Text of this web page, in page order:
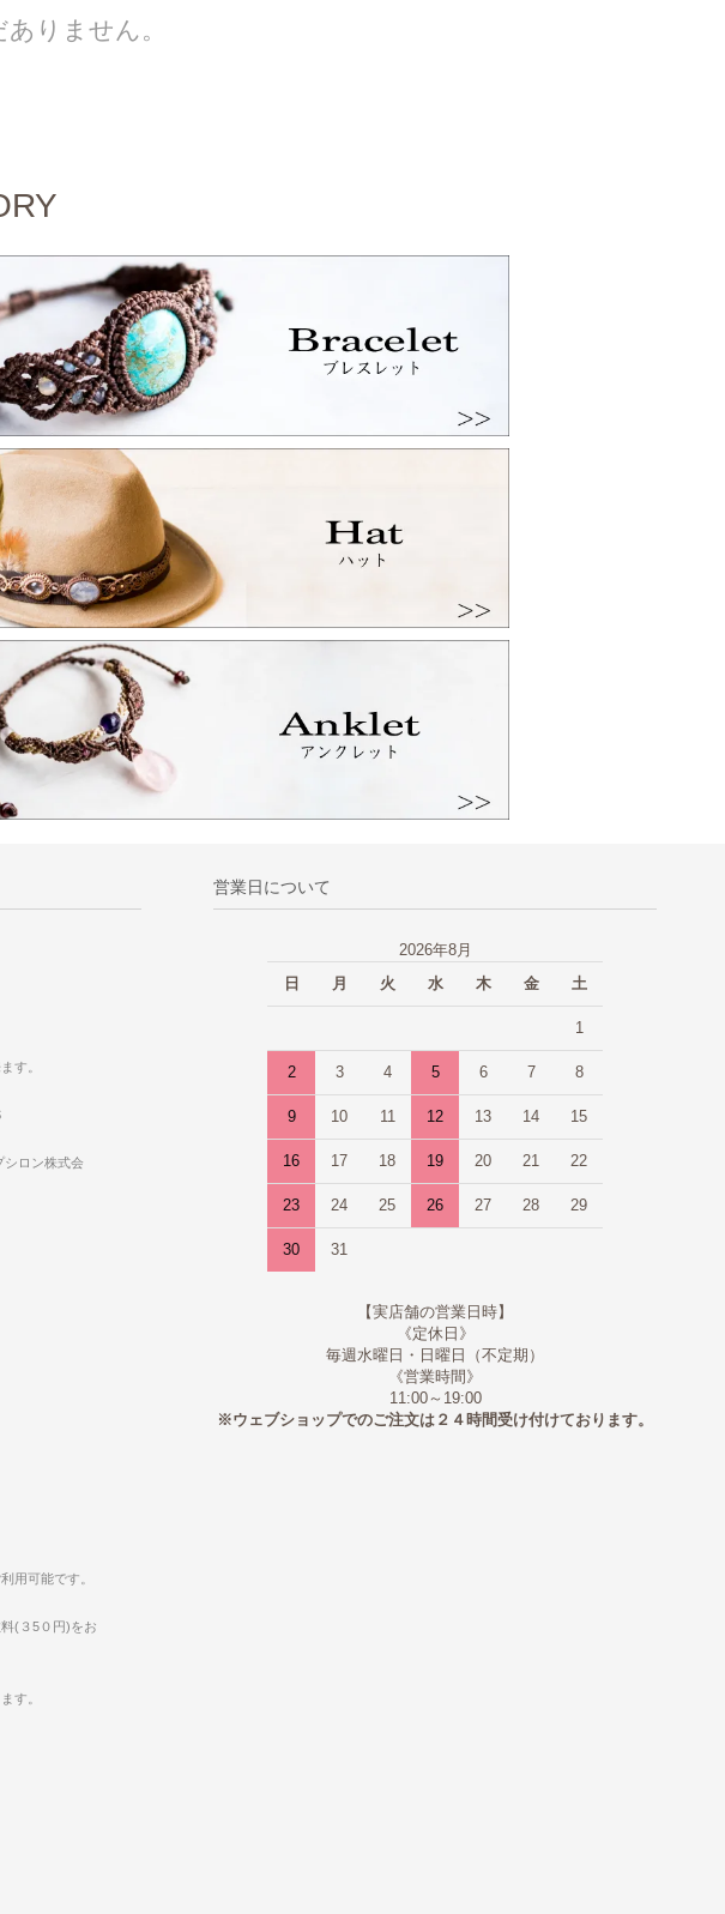
りません。
す。
ロン株式会
用可能です。
(３5０円)をお
す。
営業日について
2026年8月
日
月 火 水 木 金 土
1
2 3 4 5 6 7 8
9 10 11 12 13 14 15
16 17 18 19 20 21 22
23 24 25 26 27 28 29
30 31
【実店舗の営業日時】
《定休日》
毎週水曜日・日曜日（不定期）
《営業時間》
11:00～19:00
※ウェブショップでのご注文は２４時間受け付けております。